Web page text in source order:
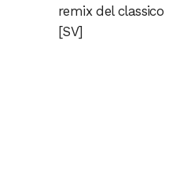
remix del
[SV]